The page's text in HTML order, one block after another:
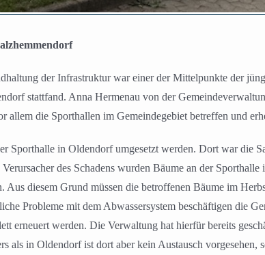
der Infrastruktur war einer der Mittelpunkte der
stattfand. Anna Hermenau von der
allem die Sporthallen im Gemeindegebiet betreffen und
Sporthalle in Oldendorf umgesetzt werden. Dort war die
des Schadens wurden Bäume an der
Aus diesem Grund müssen die betroffenen Bäume im
Probleme mit dem Abwassersystem beschäftigen die
erneuert werden. Die Verwaltung hat hierfür bereits
als in Oldendorf ist dort aber kein Austausch vorgesehen,